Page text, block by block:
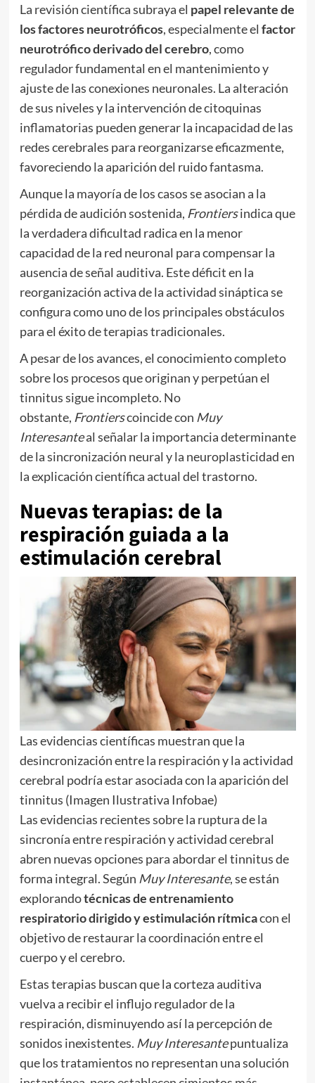
La revisión científica subraya el papel relevante de
los factores neurotróficos, especialmente el factor
neurotrófico derivado del cerebro, como
regulador fundamental en el mantenimiento y
ajuste de las conexiones neuronales. La alteración
de sus niveles y la intervención de citoquinas
inflamatorias pueden generar la incapacidad de las
redes cerebrales para reorganizarse eficazmente,
favoreciendo la aparición del ruido fantasma.
Aunque la mayoría de los casos se asocian a la
pérdida de audición sostenida, Frontiersindica que
la verdadera dificultad radica en la menor
capacidad de la red neuronal para compensar la
ausencia de señal auditiva. Este déficit en la
reorganización activa de la actividad sináptica se
configura como uno de los principales obstáculos
para el éxito de terapias tradicionales.
A pesar de los avances, el conocimiento completo
sobre los procesos que originan y perpetúan el
tinnitus sigue incompleto. No
obstante, Frontierscoincide con Muy
Interesanteal señalar la importancia determinante
de la sincronización neural y la neuroplasticidad en
la explicación científica actual del trastorno.
Nuevas terapias: de la
respiración guiada a la
estimulación cerebral
Las evidencias científicas muestran que la
desincronización entre la respiración y la actividad
cerebral podría estar asociada con la aparición del
tinnitus (Imagen Ilustrativa Infobae)
Las evidencias recientes sobre la ruptura de la
sincronía entre respiración y actividad cerebral
abren nuevas opciones para abordar el tinnitus de
forma integral. Según Muy Interesante, se están
explorandotécnicas de entrenamiento
respiratorio dirigido y estimulación rítmicacon el
objetivo de restaurar la coordinación entre el
cuerpo y el cerebro.
Estas terapias buscan que la corteza auditiva
vuelva a recibir el influjo regulador de la
respiración, disminuyendo así la percepción de
sonidos inexistentes. Muy Interesantepuntualiza
que los tratamientos no representan una solución